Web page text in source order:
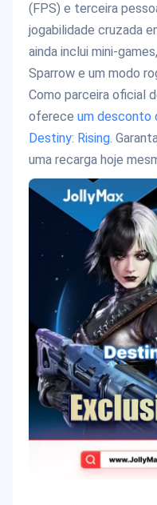
(FPS) e terceira
jogabilidade cruzada
ainda inclui mini-
Sparrow e um modo
Como parceira oficial
oferece um desconto
Destiny: Rising.
uma recarga hoje